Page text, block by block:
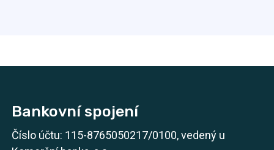
Bankovní spojení
Číslo účtu: 115-8765050217/0100, vedený u